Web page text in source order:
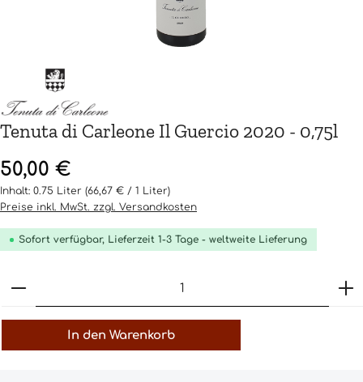
Tenuta di Carleone Il Guercio 2020 - 0,75l
Regulärer Preis:
50,00 €
Inhalt: 0.75 Liter (66,67 € / 1 Liter)
Preise inkl. MwSt. zzgl. Versandkosten
Sofort verfügbar, Lieferzeit 1-3 Tage - weltweite Lieferung
Produkt Anzahl: Gib den gewünschten Wert
In den Warenkorb